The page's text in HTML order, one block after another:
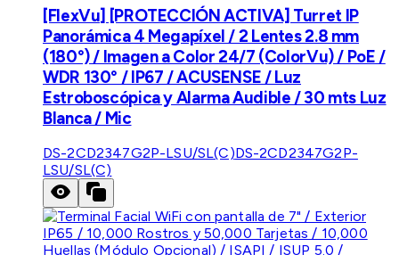
[FlexVu] [PROTECCIÓN ACTIVA] Turret IP
Panorámica 4 Megapíxel / 2 Lentes 2.8 mm
(180°) / Imagen a Color 24/7 (ColorVu) / PoE /
WDR 130° / IP67 / ACUSENSE / Luz
Estroboscópica y Alarma Audible / 30 mts Luz
Blanca / Mic
DS-2CD2347G2P-LSU/SL(C)DS-2CD2347G2P-
LSU/SL(C)